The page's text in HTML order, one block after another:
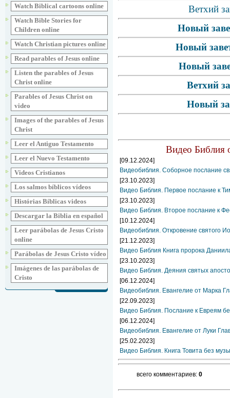
Watch Biblical cartoons online
Watch Bible Stories for
Children online
Watch Christian pictures online
Read parables of Jesus online
Listen the parables of Jesus
Christ online
Parables of Jesus Christ on
video
Images of the parables of Jesus
Christ
Leer el Antiguo Testamento
Leer el Nuevo Testamento
Videos Cristianos
Los salmos bíblicos vídeos
Histórias Bíblicas videos
Descargar la Biblia en español
Leer parábolas de Jesus Cristo
online
Parábolas de Jesus Cristo vídeo
Imágenes de las parábolas de
Cristo
Ветхий
Новый
Новый
Новый
Ветхий
Новый
Видео Библия
[09.12.2024]
Видеобиблия. Соборное послание
[23.10.2023]
Видео Библия. Первое послание к
[23.10.2023]
Видео Библия. Второе послание к
[10.12.2024]
Видеобиблия. Откровение святого
[21.12.2023]
Видео Библия Книга пророка
[23.10.2023]
Видео Библия. Деяния святых
[06.12.2024]
Видеобиблия. Евангелие от Марка
[22.09.2023]
Видео Библия. Послание к Евреям
[06.12.2024]
Видеобиблия. Евангелие от Луки
[25.02.2023]
Видео Библия. Книга Товита без
всего комментариев: 0